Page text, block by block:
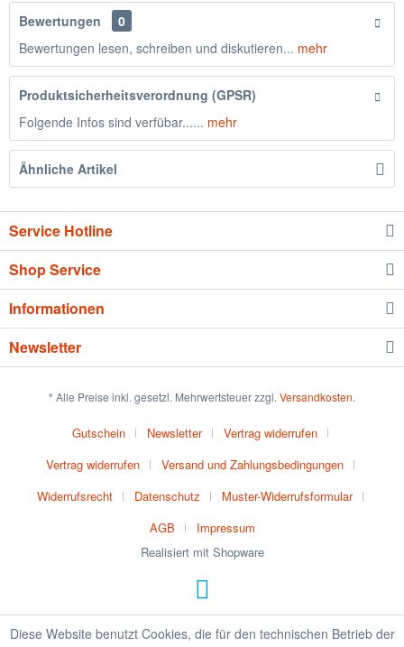
Bewertungen
0
Bewertungen lesen, schreiben und diskutieren... mehr
Produktsicherheitsverordnung (GPSR)
Folgende Infos sind verfübar...... mehr
Ähnliche Artikel
Service Hotline
Shop Service
Informationen
Newsletter
* Alle Preise inkl. gesetzl. Mehrwertsteuer zzgl. Versandkosten.
Gutschein Newsletter
Vertrag widerrufen
Vertrag widerrufen
Versand und Zahlungsbedingungen
Widerrufsrecht
Datenschutz
Muster-Widerrufsformular
AGB
Impressum
Realisiert mit Shopware
Diese Website benutzt Cookies, die für den technischen Betrieb der